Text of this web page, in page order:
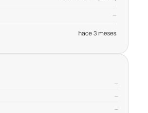
—
hace 3 meses
—
—
—